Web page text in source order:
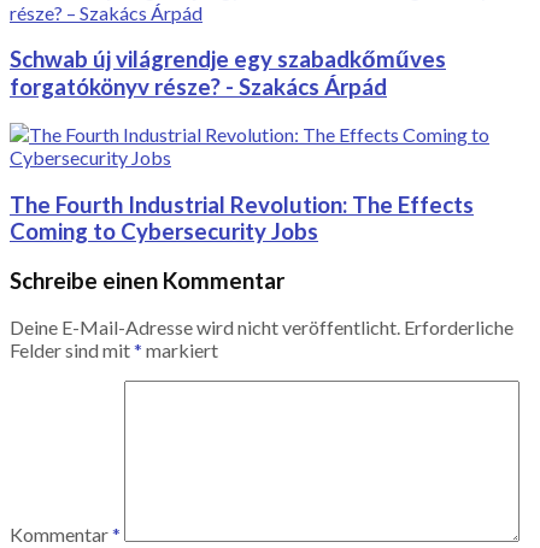
Schwab új világrendje egy szabadkőműves
forgatókönyv része? - Szakács Árpád
The Fourth Industrial Revolution: The Effects
Coming to Cybersecurity Jobs
Schreibe einen Kommentar
Deine E-Mail-Adresse wird nicht veröffentlicht. Erforderliche
Felder sind mit* markiert
Kommentar*